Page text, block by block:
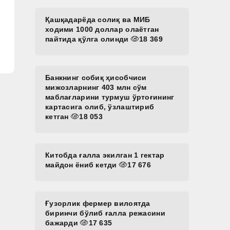
Қашқадарёда солиқ ва МИБ
ходими 1000 доллар олаётган
пайтида қўлга олинди
18 369
Банкнинг собиқ ҳисобчиси
мижозларнинг 403 млн сўм
маблағларини турмуш ўртоғининг
картасига олиб, ўзлаштириб
кетган
18 053
Китобда ғалла экилган 1 гектар
майдон ёниб кетди
17 676
Ғузорлик фермер вилоятда
биринчи бўлиб ғалла режасини
бажарди
17 635